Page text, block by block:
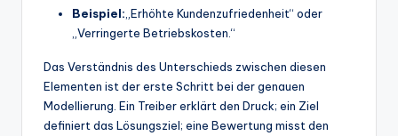
Beispiel: „Erhöhte Kundenzufriedenheit“ oder
„Verringerte Betriebskosten.“
Das Verständnis des Unterschieds zwischen diesen
Elementen ist der erste Schritt bei der genauen
Modellierung. Ein Treiber erklärt den Druck; ein Ziel
definiert das Lösungsziel; eine Bewertung misst den